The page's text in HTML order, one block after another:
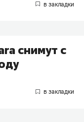
снимут с